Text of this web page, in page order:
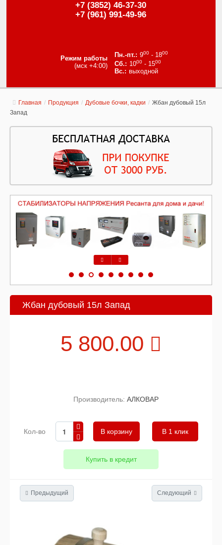
+7 (3852) 46-37-30
+7 (961) 991-49-96
Режим работы
(мск +4:00)
900- 1800
1000- 1500
выходной
Главная / Продукция / Дубовые бочки, кадки / Жбан дубовый 15л
Запад
Жбан дубовый 15л Запад
5 800.00
Производитель: АЛКОВАР
Кол-во В 1 клик
Купить в кредит
Предыдущий Следующий